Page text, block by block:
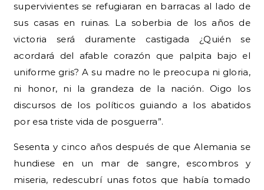
supervivientes se refugiaran en barracas al lado de
sus casas en ruinas. La soberbia de los años de
victoria será duramente castigada ¿Quién se
acordará del afable corazón que palpita bajo el
uniforme gris? A su madre no le preocupa ni gloria,
ni honor, ni la grandeza de la nación. Oigo los
discursos de los políticos guiando a los abatidos
por esa triste vida de posguerra”.
Sesenta y cinco años después de que Alemania se
hundiese en un mar de sangre, escombros y
miseria, redescubrí unas fotos que había tomado